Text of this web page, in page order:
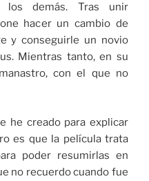
los demás. Tras unir
hacer un cambio de
y conseguirle un novio
Mientras tanto, en su
con el que no
he creado para explicar
es que la película trata
poder resumirlas en
no recuerdo cuando fue